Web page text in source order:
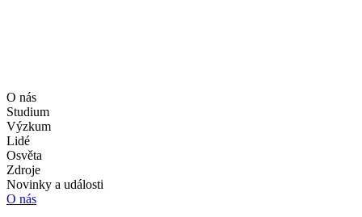
O nás
Studium
Výzkum
Lidé
Osvěta
Zdroje
Novinky a události
O nás